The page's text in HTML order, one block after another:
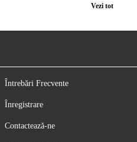
Vezi tot
Întrebări Frecvente
Înregistrare
Contactează-ne